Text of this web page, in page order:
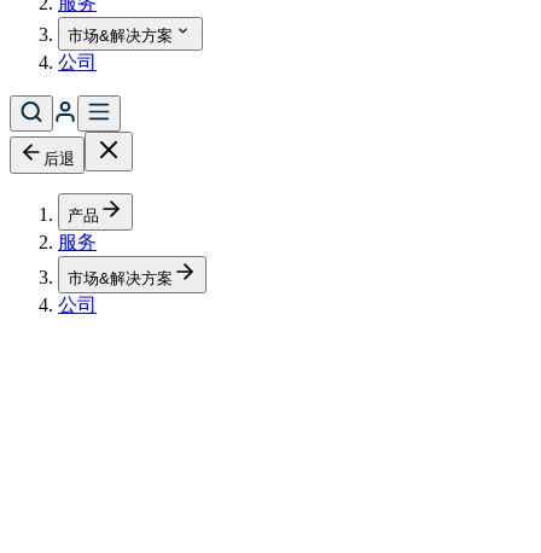
市场&解决方案
公司
后退
产品
服务
市场&解决方案
公司